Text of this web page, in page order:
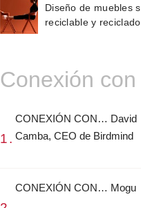
Diseño de muebles
reciclable y reciclado
Conexión con
CONEXIÓN CON… David
Camba, CEO de Birdmind
CONEXIÓN CON… Mogu